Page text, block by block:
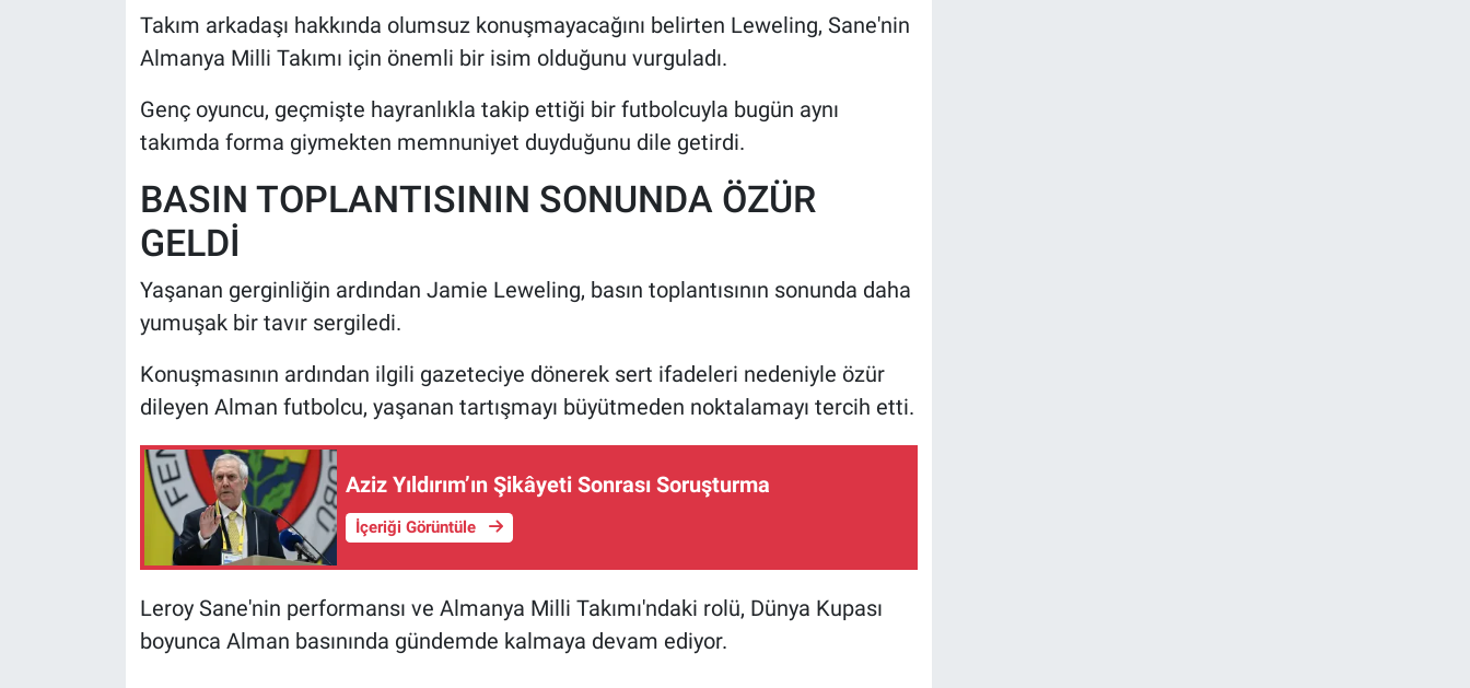
Takım arkadaşı hakkında olumsuz konuşmayacağını belirten Leweling, Sane'nin
Almanya Milli Takımı için önemli bir isim olduğunu vurguladı.
Genç oyuncu, geçmişte hayranlıkla takip ettiği bir futbolcuyla bugün aynı
takımda forma giymekten memnuniyet duyduğunu dile getirdi.
BASIN TOPLANTISININ SONUNDA ÖZÜR
GELDİ
Yaşanan gerginliğin ardından Jamie Leweling, basın toplantısının sonunda daha
yumuşak bir tavır sergiledi.
Konuşmasının ardından ilgili gazeteciye dönerek sert ifadeleri nedeniyle özür
dileyen Alman futbolcu, yaşanan tartışmayı büyütmeden noktalamayı tercih etti.
Aziz Yıldırım’ın Şikâyeti Sonrası Soruşturma
İçeriği Görüntüle
Leroy Sane'nin performansı ve Almanya Milli Takımı'ndaki rolü, Dünya Kupası
boyunca Alman basınında gündemde kalmaya devam ediyor.